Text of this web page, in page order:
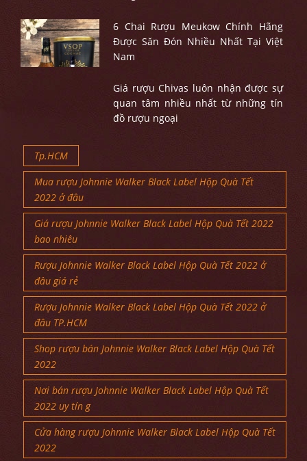
6 Chai Rượu Meukow Chính Hãng
Được Săn Đón Nhiều Nhất Tại Việt
Nam
Giá rượu Chivas luôn nhận được sự
quan tâm nhiều nhất từ những tín
đồ rượu ngoại
Tp.HCM
Mua rượu Johnnie Walker Black Label Hộp Quà Tết
2022 ở đâu
Giá rượu Johnnie Walker Black Label Hộp Quà Tết 2022
bao nhiêu
Rượu Johnnie Walker Black Label Hộp Quà Tết 2022 ở
đâu giá rẻ
Rượu Johnnie Walker Black Label Hộp Quà Tết 2022 ở
đâu TP.HCM
Shop rượu bán Johnnie Walker Black Label Hộp Quà Tết
2022
Nơi bán rượu Johnnie Walker Black Label Hộp Quà Tết
2022 uy tín g
Cửa hàng rượu Johnnie Walker Black Label Hộp Quà Tết
2022